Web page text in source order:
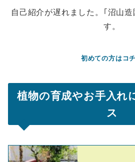
自己紹介が遅れました。｢沼山
す。
初めての方はコ
植物の育成やお手入れ
ス